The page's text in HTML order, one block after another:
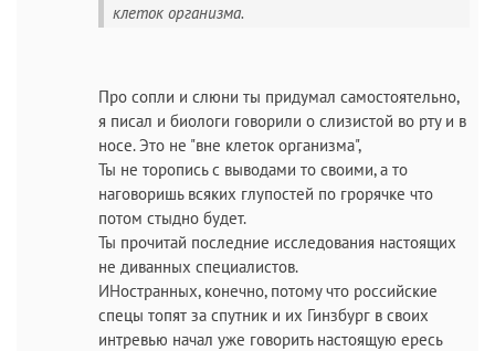
клеток организма.
Про сопли и слюни ты придумал самостоятельно,
я писал и биологи говорили о слизистой во рту и в
носе. Это не "вне клеток организма",
Ты не торопись с выводами то своими, а то
наговоришь всяких глупостей по грорячке что
потом стыдно будет.
Ты прочитай последние исследования настоящих
не диванных специалистов.
ИНостранных, конечно, потому что российские
спецы топят за спутник и их Гинзбург в своих
интревью начал уже говорить настоящую ересь